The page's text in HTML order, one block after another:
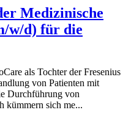
Medizinische
w/d) für die
als Tochter der Fresenius
von Patienten mit
Durchführung von
kümmern sich me...